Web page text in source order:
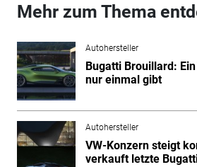
Mehr zum Thema
Autohersteller
Bugatti Brouillard:
nur einmal gibt
Autohersteller
VW-Konzern steigt
verkauft letzte